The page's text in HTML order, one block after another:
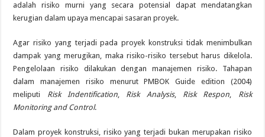
adalah risiko murni yang secara potensial dapat mendatangkan
kerugian dalam upaya mencapai sasaran proyek.
Agar risiko yang terjadi pada proyek konstruksi tidak menimbulkan
dampak yang merugikan, maka risiko-risiko tersebut harus dikelola.
Pengelolaan risiko dilakukan dengan manajemen risiko. Tahapan
dalam manajemen risiko menurut PMBOK Guide edition (2004)
meliputi Risk Indentification, Risk Analysis, Risk Respon, Risk
Monitoring and Control.
Dalam proyek konstruksi, risiko yang terjadi bukan merupakan risiko